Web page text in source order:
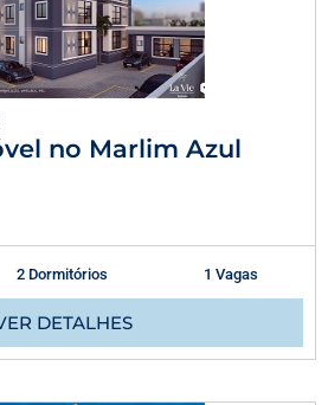
no Marlim Azul
2 Dormitórios 1 Vagas
DETALHES